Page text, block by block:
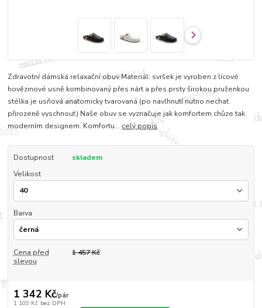
Zdravotní dámská relaxační obuv Materiál: svršek je vyroben z lícové
hovězinové usně kombinovaný přes nárt a přes prsty širokou pruženkou
stélka je usňová anatomicky tvarovaná (po navlhnutí nutno nechat
přirozeně vyschnout) Naše obuv se vyznačuje jak komfortem chůze tak
moderním designem. Komfortu... celý popis
Dostupnost
skladem
Velikost
Barva
Cena před
slevou
1 457 Kč
1 342 Kč/pár
1 109 Kč bez DPH